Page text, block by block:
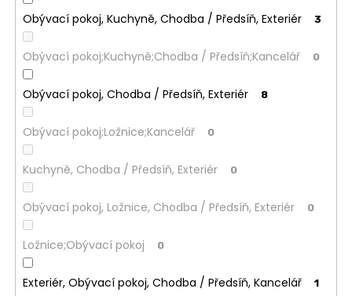
Obývací pokoj, Kuchyně, Chodba / Předsíň, Exteriér 3
Obývací pokoj;Kuchyně;Chodba / Předsíň;Kancelář 0
Obývací pokoj, Chodba / Předsíň, Exteriér 8
Obývací pokoj;Ložnice;Kancelář 0
Kuchyně, Chodba / Předsíň, Exteriér 0
Obývací pokoj, Ložnice, Chodba / Předsíň, Exteriér 0
Ložnice;Obývací pokoj 0
Exteriér, Obývací pokoj, Chodba / Předsíň, Kancelář 1